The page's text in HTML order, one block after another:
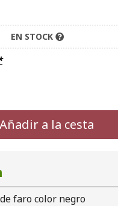
EN STOCK
Añadir a la cesta
faro color negro